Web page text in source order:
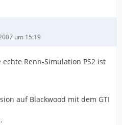
um 15:19
Renn-Simulation PS2 ist
auf Blackwood mit dem GTI